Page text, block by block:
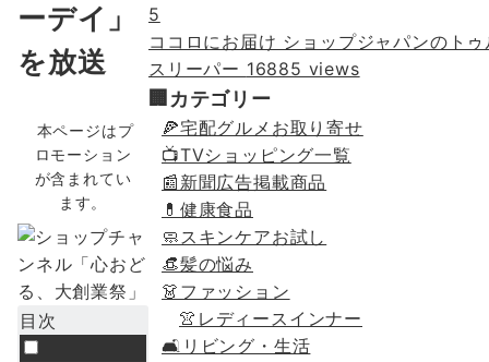
ーデイ」
を放送
本ページはプ
ロモーション
が含まれてい
ます。
目次
5
ココロにお届け ショップジャパンのト
スリーパー 16885 views
🏢カテゴリー
🍕宅配グルメお取り寄せ
📺TVショッピング一覧
📰新聞広告掲載商品
💊健康食品
🧼スキンケアお試し
👒髪の悩み
👗ファッション
👚レディースインナー
🛋リビング・生活